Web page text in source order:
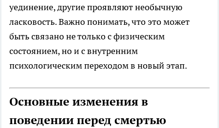
уединение, другие проявляют необычную
ласковость. Важно понимать, что это может
быть связано не только с физическим
состоянием, но и с внутренним
психологическим переходом в новый этап.
Основные изменения в
поведении перед смертью